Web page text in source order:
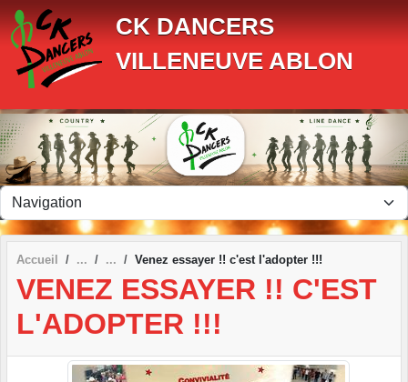
CK DANCERS
VILLENEUVE ABLON
Accueil Venez essayer !! c'est l'adopter !!!
VENEZ ESSAYER !! C'EST
L'ADOPTER !!!
Panneau de gestion des cookies